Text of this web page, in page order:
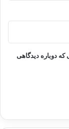
که دوباره دیدگاهی